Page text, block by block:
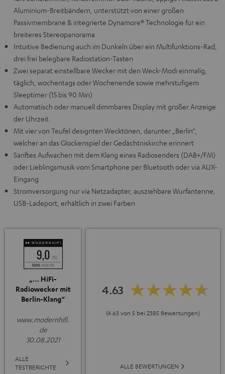
Aluminium-Breitbändern, unterstützt von einer großen
Passivmembrane & integrierte Dynamore® Technologie für ein
breiteres Stereopanorama
Intuitive Bedienung auch im Dunkeln über ein Multifunktions-Rad,
drei frei belegbare Radiostation-Tasten
Zwei separat einstellbare Wecker mit den Weck-Modi einmalig,
täglich, wochentags oder Wochenende sowie mehrstufigem
Sleeptimer (15 bis 90 Min)
Automatisch oder manuell dimmbares Display mit großer Anzeige
der Uhrzeit
Mit vier von Teufel designten Wecktönen, darunter „Berlin“,
welcher an das Glockenspiel der Gedächtniskirche erinnert
Sanftes Aufwachen mit dem Klang eines Radiosenders (DAB+/FM)
oder Lieblingsmusik vom Smartphone per Bluetooth oder via AUX-
Eingang
Stromversorgung nur via Netzadapter, ausziehbare Wurfantenne,
USB-Ladeport, erhältlich in zwei Farben
„… HiFi-
Radiowecker mit
Berlin-Klang“
www.modernhifi.
de
30.08.2021
ALLE
TESTBERICHTE
4.63
(4.63 von 5 bei 2385 Bewertungen)
ALLE BEWERTUNGEN